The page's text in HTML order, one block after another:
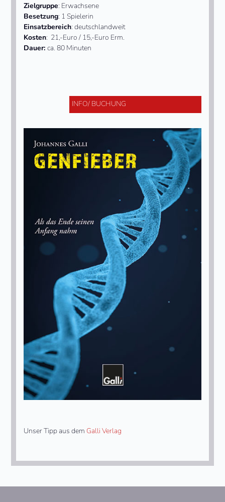
Zielgruppe: Erwachsene
Besetzung: 1 Spielerin
Einsatzbereich: deutschlandweit
Kosten: 21,-Euro / 15,-Euro Erm.
Dauer:ca. 80 Minuten
INFO/ BUCHUNG
Unser Tipp aus dem Galli Verlag